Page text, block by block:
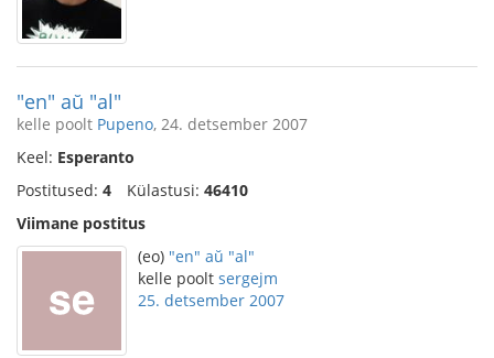
"en" aŭ "al"
kelle poolt Pupeno, 24. detsember 2007
Keel: Esperanto
Postitused: 4 Külastusi: 46410
Viimane postitus
(eo) "en" aŭ "al"
kelle poolt sergejm
25. detsember 2007